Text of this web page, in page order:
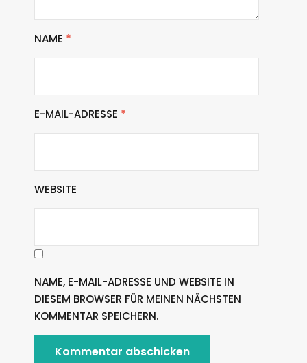
NAME *
E-MAIL-ADRESSE *
WEBSITE
NAME, E-MAIL-ADRESSE UND WEBSITE IN
DIESEM BROWSER FÜR MEINEN NÄCHSTEN
KOMMENTAR SPEICHERN.